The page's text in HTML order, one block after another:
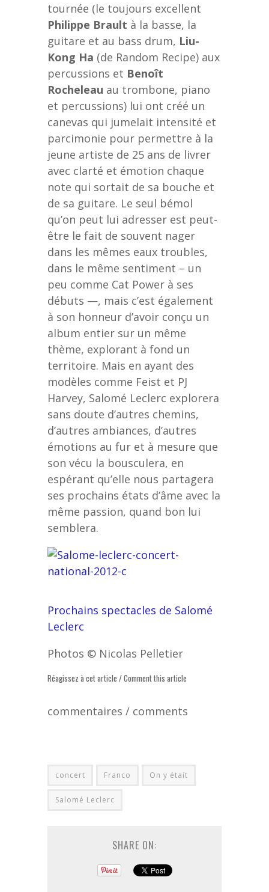
tournée (le toujours excellent
Philippe Brault à la basse, la
guitare et au bass drum, Liu-
Kong Ha (de Random Recipe) aux
percussions et Benoît
Rocheleau au trombone, piano
et percussions) lui ont créé un
canevas qui jumelait intensité et
parcimonie pour permettre à la
jeune artiste de 25 ans de livrer
avec clarté et émotion chaque
note qui sortait de sa bouche et
de sa guitare. Le seul bémol
qu’on peut lui adresser est peut-
être le fait de souvent nager
dans les mêmes eaux troubles,
dans le même sentiment – un
peu comme Cat Power à ses
débuts —, mais c’est également
à son honneur d’avoir conçu un
album entier sur un même
thème, explorant à fond un
territoire. Mais en ayant des
modèles comme Feist et PJ
Harvey, Salomé Leclerc explorera
sans doute d’autres chemins,
d’autres ambiances, d’autres
émotions au fur et à mesure que
son vécu la bousculera, en
espérant qu’elle nous partagera
ses prochains états d’âme avec la
même passion, quand bon lui
semblera.
Prochains spectacles de Salomé
Leclerc
Photos © Nicolas Pelletier
Réagissez à cet article / Comment this article
commentaires / comments
concert Franco On y était
Salomé Leclerc
SHARE ON: